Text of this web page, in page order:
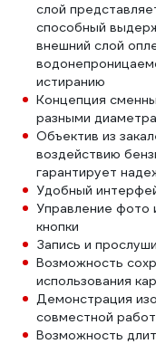
слой
способный
внешний слой
истиранию
Концепция
разными
Объектив из
воздействию
гарантирует
Удобный
Управление фото
кнопки
Запись и
Возможность
использования
Демонстрация
совместной
Возможность